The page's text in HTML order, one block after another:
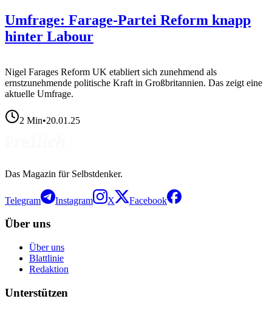
Umfrage: Farage-Partei Reform knapp
hinter Labour
Nigel Farages Reform UK etabliert sich zunehmend als
ernstzunehmende politische Kraft in Großbritannien. Das zeigt eine
aktuelle Umfrage.
2 Min•20.01.25
Das Magazin für Selbstdenker.
Telegram Instagram X Facebook
Über uns
Über uns
Blattlinie
Redaktion
Unterstützen